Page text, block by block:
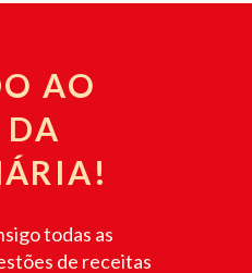
AO
todas as
de receitas